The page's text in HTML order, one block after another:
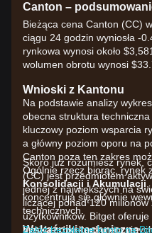
Canton –
Bieżąca cena Canton (CC)
ciągu 24 godzin wyniosła -
rynkowa wynosi około
wolumen obrotu wynosi
Wnioski z Kantonu
Na podstawie analizy
obecna struktura
kluczowy poziom wsparcia
a główny poziom oporu na
Canton poza ten zakres
Ogólnie rzecz biorąc, rynek
Konsolidacji i Akumulacji
koncentrują się głównie
technicznych.
Wskaźniki techniczne
Skoro już rozumiesz rynek,
(CC) jest przedmiotem
jednej z największych na
liczącej ponad 120
użytkowników. Bitget oferuje
przy bardzo
Załóż bezpłatne konto na